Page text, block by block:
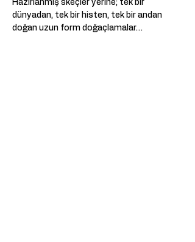
Hazırlanmış skeçler yerine; tek bir
dünyadan, tek bir histen, tek bir andan
doğan uzun form doğaçlamalar…